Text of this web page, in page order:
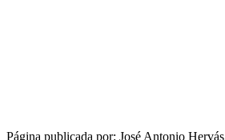
Página publicada por: José Antonio Hervás